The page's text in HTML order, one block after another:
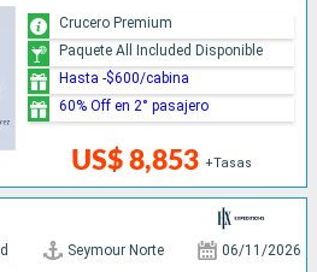
US$ 8,853 +Tasas
Crucero Premium
Paquete All Included Disponible
Hasta -$600/cabina
60% Off en 2° pasajero
Seymour Norte 06/11/2026